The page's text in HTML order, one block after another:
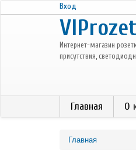
Перейти к основному содержанию
Вход
Интернет-магазин
присутствия,
Главная О
Главная